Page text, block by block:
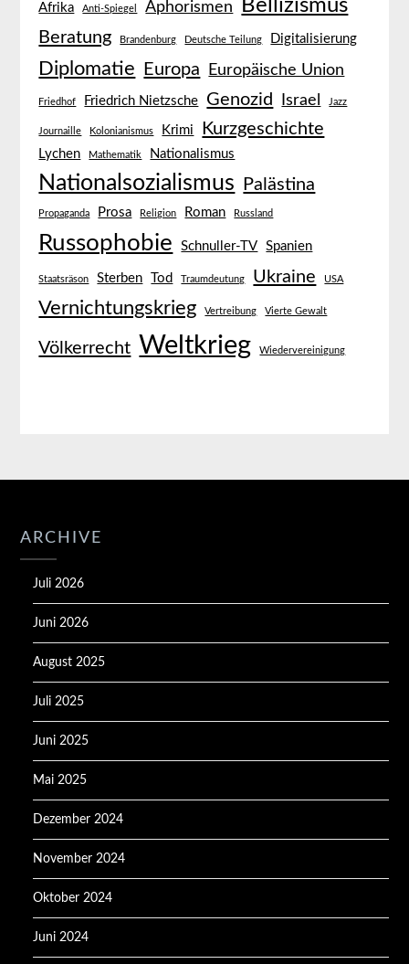
Afrika Anti-Spiegel Aphorismen Bellizismus
Beratung Brandenburg Deutsche Teilung Digitalisierung
Diplomatie Europa Europäische Union
Friedhof Friedrich Nietzsche Genozid Israel Jazz
Journaille Kolonianismus Krimi Kurzgeschichte
Lychen Mathematik Nationalismus
Nationalsozialismus Palästina
Propaganda Prosa Religion Roman Russland
Russophobie Schnuller-TV Spanien
Staatsräson Sterben Tod Traumdeutung Ukraine USA
Vernichtungskrieg Vertreibung Vierte Gewalt
Völkerrecht Weltkrieg Wiedervereinigung
ARCHIVE
Juli 2026
Juni 2026
August 2025
Juli 2025
Juni 2025
Mai 2025
Dezember 2024
November 2024
Oktober 2024
Juni 2024